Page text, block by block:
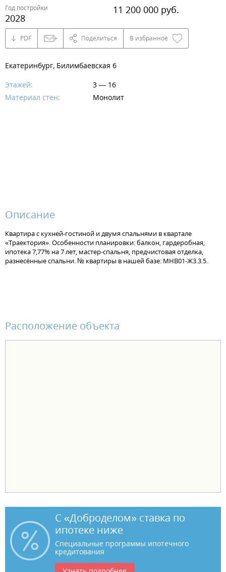
Год постройки
2028
11 200 000 руб.
PDF Поделиться В избранное
Екатеринбург, Билимбаевская 6
Этажей:
3 — 16
Материал стен:
Монолит
Описание
Квартира с кухней-гостиной и двумя спальнями в квартале
«Траектория». Особенности планировки: балкон, гардеробная,
ипотека 7,77% на 7 лет, мастер-спальня, предчистовая отделка,
разнесённые спальни. № квартиры в нашей базе: МНВ01-Ж3.3.5.
Расположение объекта
С «Доброделом» ставка по
ипотеке ниже
Специальные программы ипотечного
кредитования